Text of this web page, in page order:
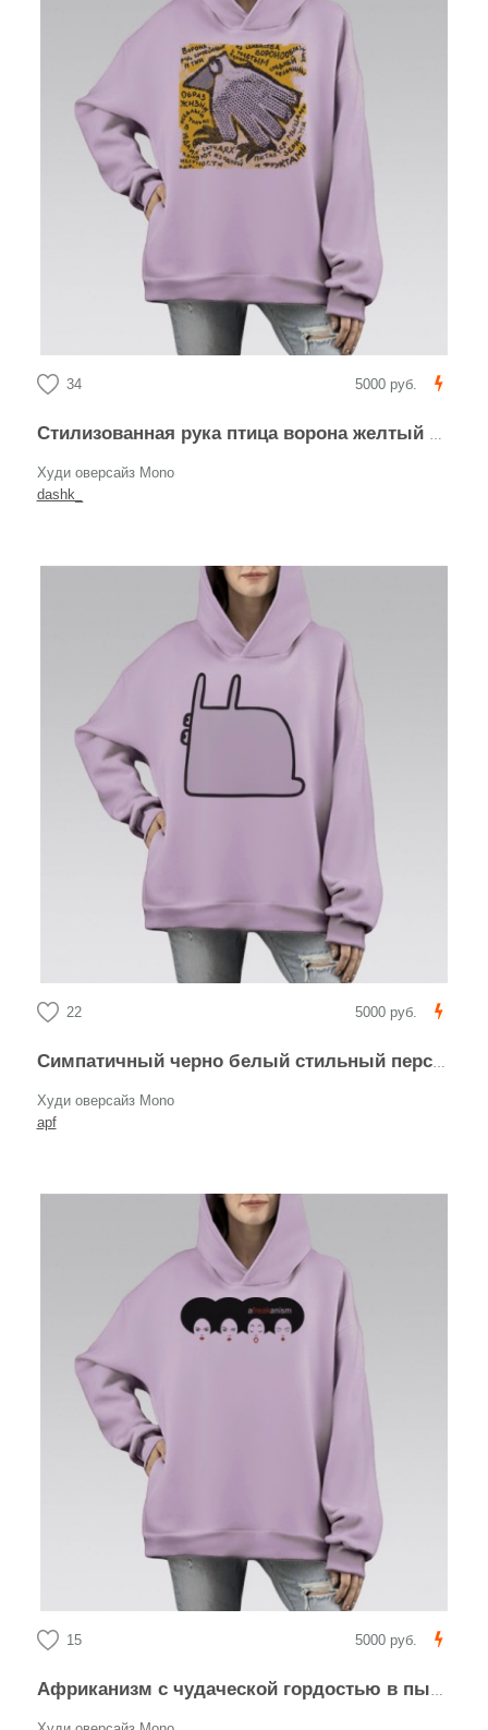
34 5000 руб.
Стилизованная рука птица ворона желтый фон
Худи оверсайз Mono
dashk_
22 5000 руб.
Симпатичный черно белый стильный персонаж кролик необычный зверек
Худи оверсайз Mono
apf
15 5000 руб.
Африканизм с чудаческой гордостью в пышных афро-прическах